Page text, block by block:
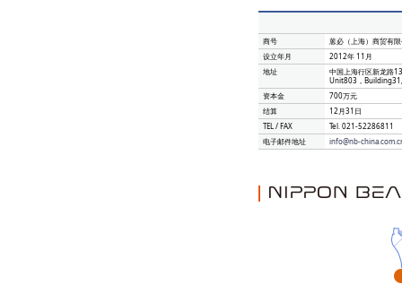
商号
蒽必（上海）商贸有
设立年月
2012年 11月
地址
中国上海行区新龙路
Unit803，
资本金
700万元
结算
12月31日
TEL / FAX
Tel. 021-52286811
电子邮件地址
info@nb-